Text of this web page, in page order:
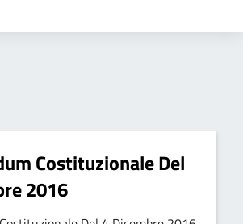
Costituzionale Del
2016